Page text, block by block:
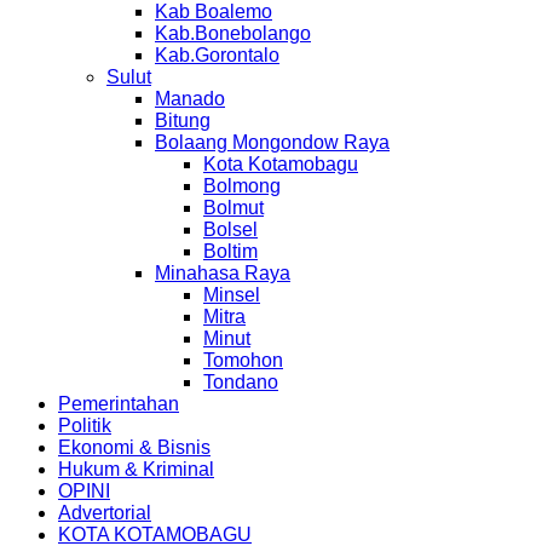
Kab Boalemo
Kab.Bonebolango
Kab.Gorontalo
Sulut
Manado
Bitung
Bolaang Mongondow Raya
Kota Kotamobagu
Bolmong
Bolmut
Bolsel
Boltim
Minahasa Raya
Minsel
Mitra
Minut
Tomohon
Tondano
Pemerintahan
Politik
Ekonomi & Bisnis
Hukum & Kriminal
OPINI
Advertorial
KOTA KOTAMOBAGU